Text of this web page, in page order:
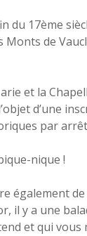
du 17ème
Monts de
et la
d’une
par
nique !
également
il y a une
et qui vous